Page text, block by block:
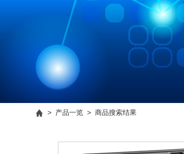
> 产品一览 > 商品搜索结果